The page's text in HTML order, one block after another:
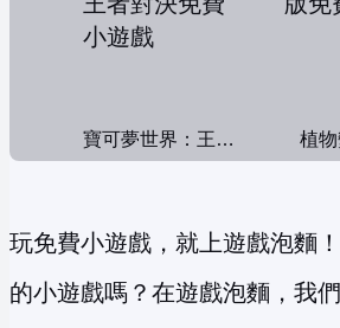
寶可夢世界：王者對決 植
玩免費小遊戲，就上遊戲泡麵
的小遊戲嗎？在遊戲泡麵，我